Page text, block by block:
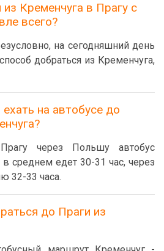
Кременчуга в Прагу с
всего?
на сегодняшний день
добраться из Кременчуга,
на автобусе до
через Польшу автобус
среднем едет 30-31 час, через
32-33 часа.
до Праги из